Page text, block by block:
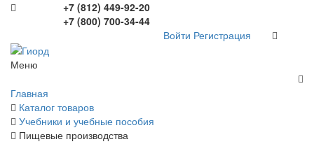
+7 (812) 449-92-20
+7 (800) 700-34-44
Войти Регистрация
Меню
Главная
Каталог товаров
Учебники и учебные пособия
Пищевые производства